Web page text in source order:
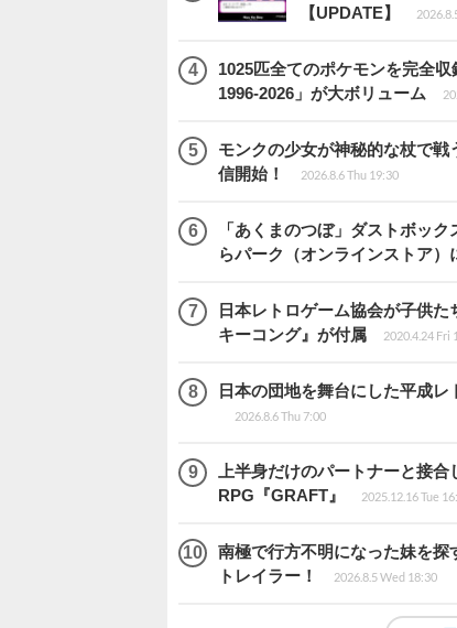
【UPDATE】
1025匹全てのポケモンを完全
1996-2026」が大ボリューム
モンクの少女が神秘的な杖で
信開始！
2026.8.6 Thu 19:30
「あくまのつぼ」ダストボッ
らパーク（オンラインストア）
日本レトロゲーム協会が子供
キーコング』が付属
2020.4.24 Fri
日本の団地を舞台にした平成
2026.8.6 Thu 7:00
上半身だけのパートナーと接
RPG『GRAFT』
2025.12.16 Tue
南極で行方不明になった妹を
トレイラー！
2026.8.5 Wed 18:30